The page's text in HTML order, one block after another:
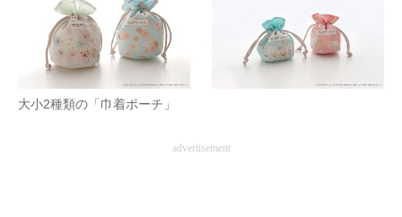
大小2種類の「巾着ポーチ」
advertisement